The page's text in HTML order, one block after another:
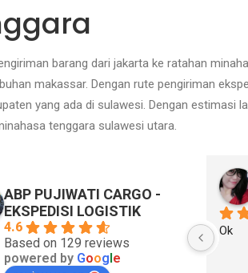
barang dari jakarta ke ratahan
makassar. Dengan rute pengiriman
yang ada di sulawesi. Dengan estimasi
tenggara sulawesi utara.
ABP PUJIWATI CARGO -
EKSPEDISI LOGISTIK
4.6
Based on 129 reviews
powered by Google
Ok